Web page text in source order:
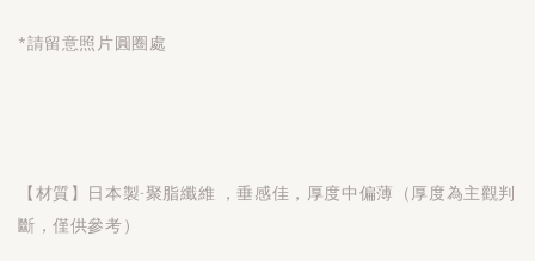
*請留意照片圓圈處
【材質】日本製-聚脂纖維 ，垂感佳，厚度中偏薄（厚度為主觀判
斷，僅供參考）